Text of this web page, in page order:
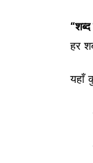
हर
यहाँ